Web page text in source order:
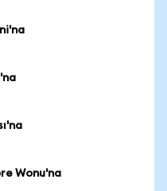
Wonu'na